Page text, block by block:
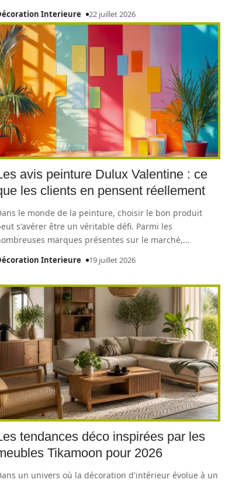
Interieure 22 juillet 2026
avis peinture Dulux Valentine : ce
les clients en pensent réellement
le monde de la peinture, choisir le bon produit
s'avérer être un véritable défi. Parmi les
marques présentes sur le marché,…
Interieure 19 juillet 2026
tendances déco inspirées par les
Tikamoon pour 2026
un univers où la décoration d'intérieur évolue à un